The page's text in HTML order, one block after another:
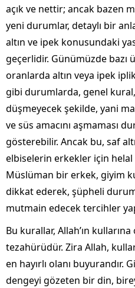
açık ve nettir; ancak bazen
yeni durumlar, detaylı bir
altın ve ipek konusundaki
geçerlidir. Günümüzde bazı
oranlarda altın veya ipek
gibi durumlarda, genel kural,
düşmeyecek şekilde, yani
ve süs amacını aşmaması
gösterebilir. Ancak bu, saf
elbiselerin erkekler için
Müslüman bir erkek, giyim
dikkat ederek, şüpheli
mutmain edecek tercihler
Bu kurallar, Allah’ın
tezahürüdür. Zira Allah,
en hayırlı olanı buyurandır.
dengeyi gözeten bir din,